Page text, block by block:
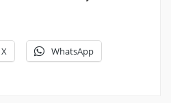
X WhatsApp